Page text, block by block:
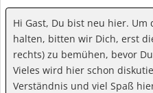
Hi Gast, Du bist neu hier.
halten, bitten wir Dich, erst
rechts) zu bemühen, bevor
Vieles wird hier schon
Verständnis und viel Spaß